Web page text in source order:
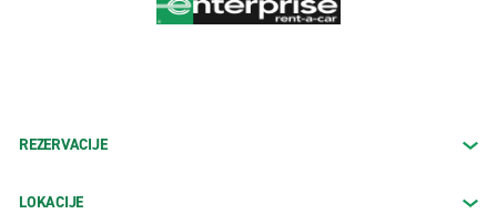
REZERVACIJE
LOKACIJE